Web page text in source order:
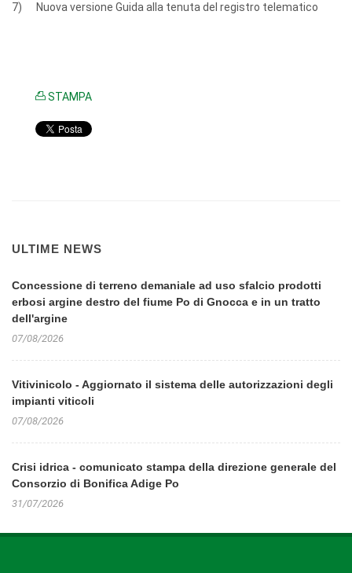
7) Nuova versione Guida alla tenuta del registro telematico
STAMPA
ULTIME NEWS
Concessione di terreno demaniale ad uso sfalcio prodotti
erbosi argine destro del fiume Po di Gnocca e in un tratto
dell'argine
07/08/2026
Vitivinicolo - Aggiornato il sistema delle autorizzazioni degli
impianti viticoli
07/08/2026
Crisi idrica - comunicato stampa della direzione generale del
Consorzio di Bonifica Adige Po
31/07/2026